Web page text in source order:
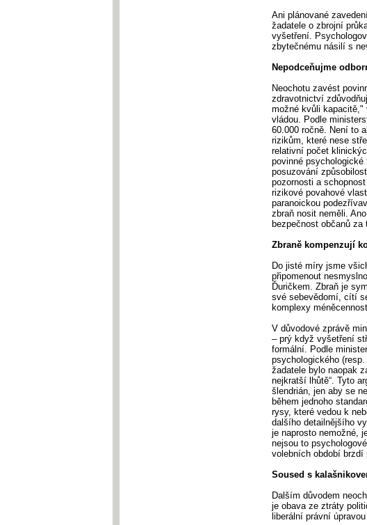
Ani plánované
žadatele o zbrojní
vyšetření.
zbytečnému násilí s
Nepodceňujme
Neochotu zavést
zdravotnictví
možné kvůli
vládou. Podle
60.000 ročně. Není to
rizikům, které nese
relativní počet
povinné
posuzování
pozornosti a
rizikové povahové
paranoickou
zbraň nosit neměli.
bezpečnost občanů
Zbraně kompenzují
Do jisté míry jsme
připomenout
Ďuričkem. Zbraň je
své sebevědomí, cítí
komplexy
V důvodové zprávě
– prý když vyšetření
formální. Podle
psychologického
žadatele bylo naopak
nejkratší lhůtě“. Tyto
šlendrián, jen aby se
během jednoho
rysy, které vedou k
dalšího detailnějšího
je naprosto nemožné,
nejsou to
volebních období brzdí
Soused s
Dalším důvodem
je obava ze ztráty
liberální právní